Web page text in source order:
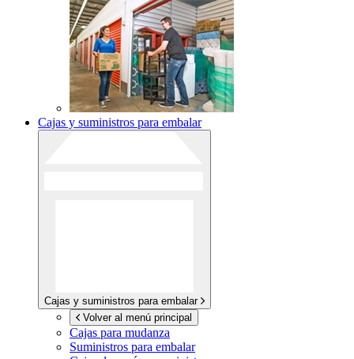
Cajas y suministros para embalar
Cajas y suministros para embalar
Volver al menú principal
Cajas para mudanza
Suministros para embalar